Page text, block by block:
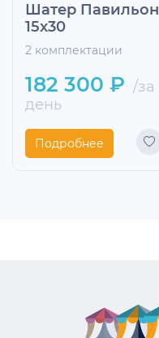
Шатер Павильон
15x30
2 комплектации
182 300 ₽ /за
день
Подробнее